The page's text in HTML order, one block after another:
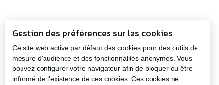
Propulsé par
la Province
Mentions
Plan
du
Gestion des préférences sur les cookies
Ce site web active par défaut des cookies pour des outils de
mesure d'audience et des fonctionnalités anonymes. Vous
pouvez configurer votre navigateur afin de bloquer ou être
informé de l'existence de ces cookies. Ces cookies ne